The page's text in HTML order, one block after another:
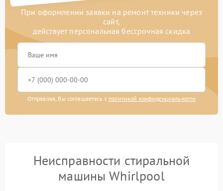
При оформлении заявки на ремонт техники через
сайт,
действует персональная бессрочная скидка
Отправляя, Вы соглашаетесь с политикой конфиденциальности
Неисправности стиральной
машины Whirlpool